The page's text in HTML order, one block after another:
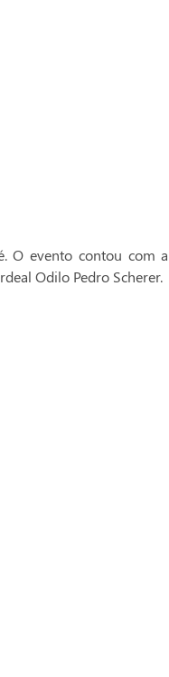
O evento contou com a
Odilo Pedro Scherer.